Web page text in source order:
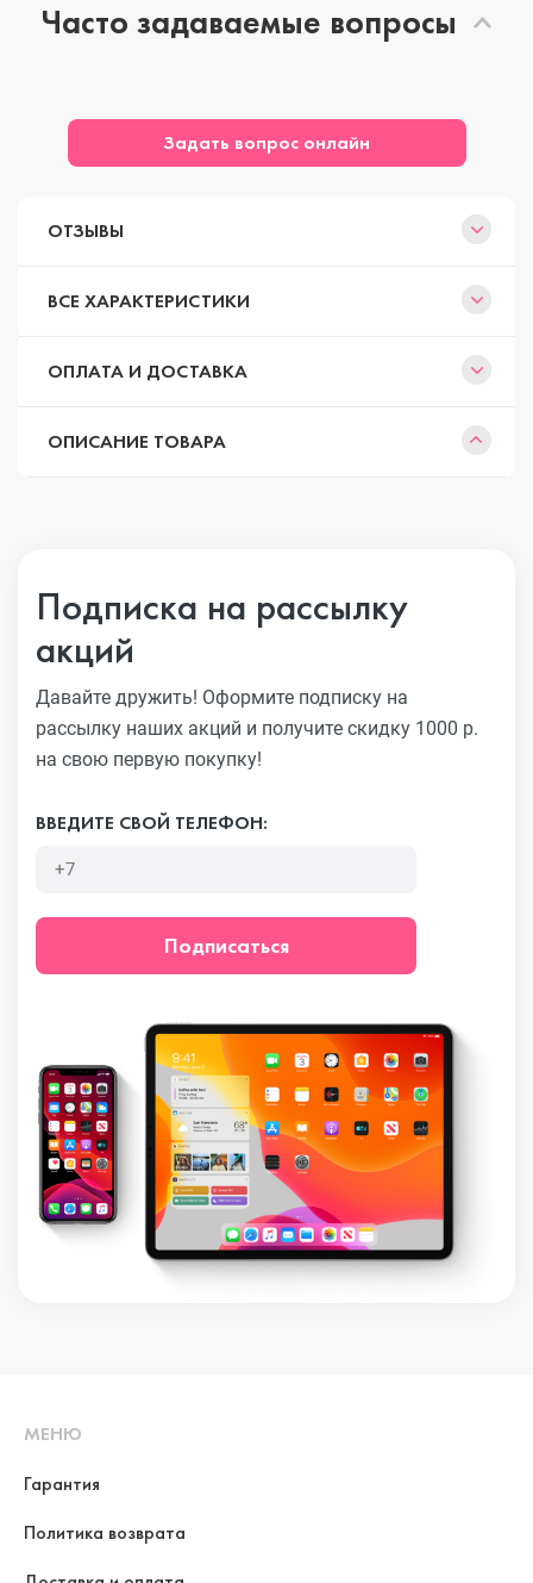
Часто задаваемые вопросы
Задать вопрос онлайн
ОТЗЫВЫ
ВСЕ ХАРАКТЕРИСТИКИ
ОПЛАТА И ДОСТАВКА
ОПИСАНИЕ ТОВАРА
Подписка на рассылку
акций
Давайте дружить! Оформите подписку на
рассылку наших акций и получите скидку 1000 р.
на свою первую покупку!
ВВЕДИТЕ СВОЙ ТЕЛЕФОН:
Подписаться
МЕНЮ
Гарантия
Политика возврата